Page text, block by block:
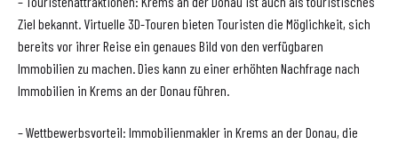
Ziel bekannt. Virtuelle 3D-Touren bieten Touristen die Möglichkeit, sich
bereits vor ihrer Reise ein genaues Bild von den verfügbaren
Immobilien zu machen. Dies kann zu einer erhöhten Nachfrage nach
Immobilien in Krems an der Donau führen.
– Wettbewerbsvorteil: Immobilienmakler in Krems an der Donau, die